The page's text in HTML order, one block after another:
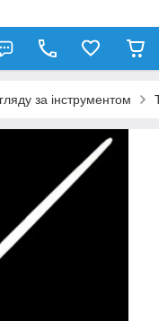
за інструментом